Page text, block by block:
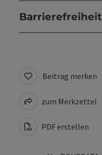
Barrierefreiheit
Beitrag merken
zum Merkzettel
PDF erstellen